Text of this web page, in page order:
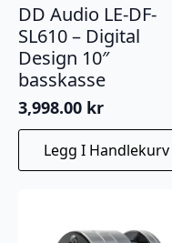
DD Audio LE-DF-
SL610 – Digital
Design 10″
basskasse
3,998.00 kr
Legg I Handlekurv